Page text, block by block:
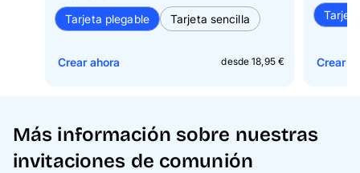
Tarjeta plegable
Tarjeta sencilla
desde 18,95 €
Crear ahora Crear
Más información sobre nuestras
invitaciones de comunión